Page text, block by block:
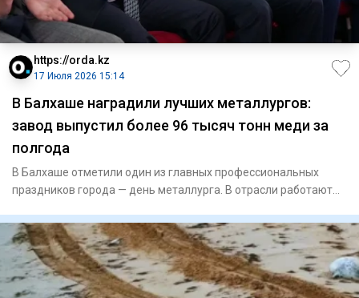
https://orda.kz
17 Июля 2026 15:14
В Балхаше наградили лучших металлургов:
завод выпустил более 96 тысяч тонн меди за
полгода
В Балхаше отметили один из главных профессиональных
праздников города — день металлурга. В отрасли работают